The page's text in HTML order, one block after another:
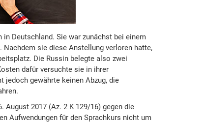
Deutschland. Sie war zunächst bei einem
sie diese Anstellung verloren hatte,
Die Russin belegte also zwei
dafür versuchte sie in ihrer
jedoch gewährte keinen Abzug, die
2017 (Az. 2 K 129/16) gegen die
Aufwendungen für den Sprachkurs nicht um